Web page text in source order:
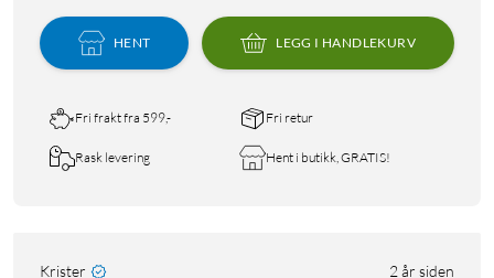
HENT LEGG I HANDLEKURV
Fri frakt fra 599,- Fri retur
Rask levering Hent i butikk, GRATIS!
Krister 2 år siden